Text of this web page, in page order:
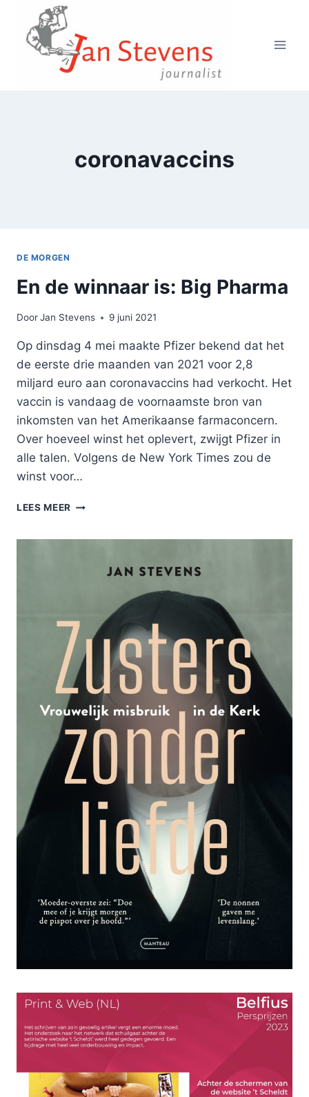
Doorgaan
inhoud
coronavaccins
DE MORGEN
En de winnaar is: Big Pharma
DoorJan Stevens 9 juni 2021
Op dinsdag 4 mei maakte Pfizer bekend dat het
de eerste drie maanden van 2021 voor 2,8
miljard euro aan coronavaccins had verkocht. Het
vaccin is vandaag de voornaamste bron van
inkomsten van het Amerikaanse farmaconcern.
Over hoeveel winst het oplevert, zwijgt Pfizer in
alle talen. Volgens de New York Times zou de
winst voor…
LEES MEER EN
PHARMA